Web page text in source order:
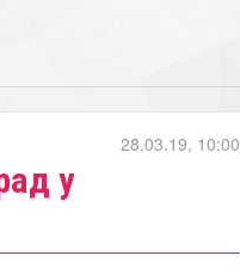
у
28.03.19, 10:00